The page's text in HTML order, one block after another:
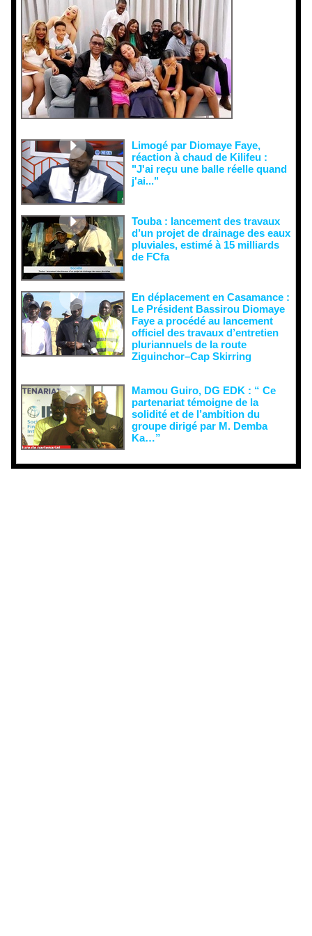
Limogé par Diomaye Faye,
réaction à chaud de Kilifeu :
"J'ai reçu une balle réelle quand
j'ai..."
Touba : lancement des travaux
d’un projet de drainage des eaux
pluviales, estimé à 15 milliards
de FCfa ‎
En déplacement en Casamance :
Le Président Bassirou Diomaye
Faye a procédé au lancement
officiel des travaux d’entretien
pluriannuels de la route
Ziguinchor–Cap Skirring
Mamou Guiro, DG EDK : “ Ce
partenariat témoigne de la
solidité et de l’ambition du
groupe dirigé par M. Demba
Ka…”